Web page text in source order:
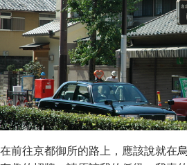
在前往京都御所的路上，應該說就在